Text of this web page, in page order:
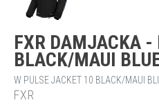
FXR DAMJACKA -
BLACK/MAUI
W PULSE JACKET 10 BLACK/MAUI
FXR